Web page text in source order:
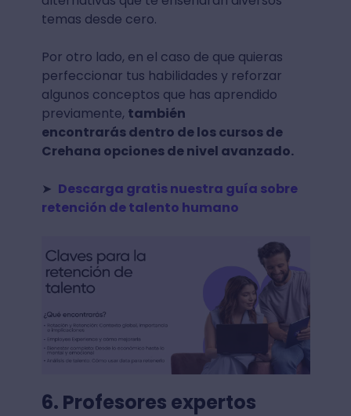
temas desde cero.
Por otro lado, en el caso de que quieras
perfeccionar tus habilidades y reforzar
algunos conceptos que has aprendido
previamente, también
encontrarás dentro de los cursos de
Crehana opciones de nivel avanzado.
➤ Descarga gratis nuestra guía sobre
retención de talento humano
6. Profesores expertos